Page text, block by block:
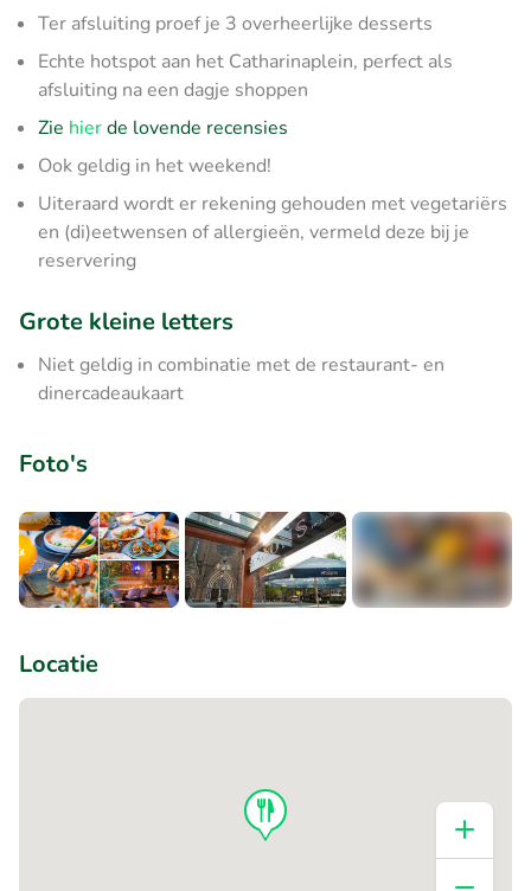
Ter afsluiting proef je 3 overheerlijke desserts
Echte hotspot aan het Catharinaplein, perfect als
afsluiting na een dagje shoppen
Zie hierde lovende recensies
Ook geldig in het weekend!
Uiteraard wordt er rekening gehouden met vegetariërs
en (di)eetwensen of allergieën, vermeld deze bij je
reservering
Grote kleine letters
Niet geldig in combinatie met de restaurant- en
dinercadeaukaart
Foto's
Locatie